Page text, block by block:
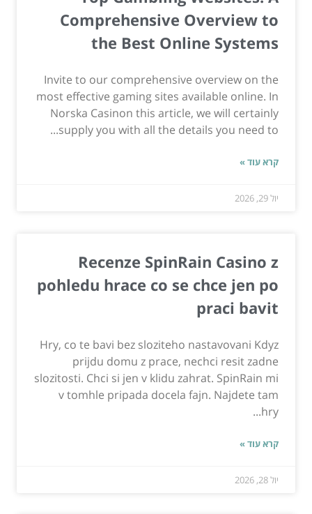
Comprehensive Overview to
the Best Online Systems
Invite to our comprehensive overview on the
most effective gaming sites available online. In
Norska Casinon this article, we will certainly
supply you with all the details you need to...
קרא עוד »
יול 29, 2026
Recenze SpinRain Casino z
pohledu hrace co se chce jen po
praci bavit
Hry, co te bavi bez sloziteho nastavovani Kdyz
prijdu domu z prace, nechci resit zadne
slozitosti. Chci si jen v klidu zahrat. SpinRain mi
v tomhle pripada docela fajn. Najdete tam
hry...
קרא עוד »
יול 28, 2026